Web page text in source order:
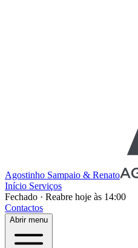
Agostinho Sampaio & Renato
Início Serviços
Fechado · Reabre hoje às 14:00
Contactos
Abrir menu